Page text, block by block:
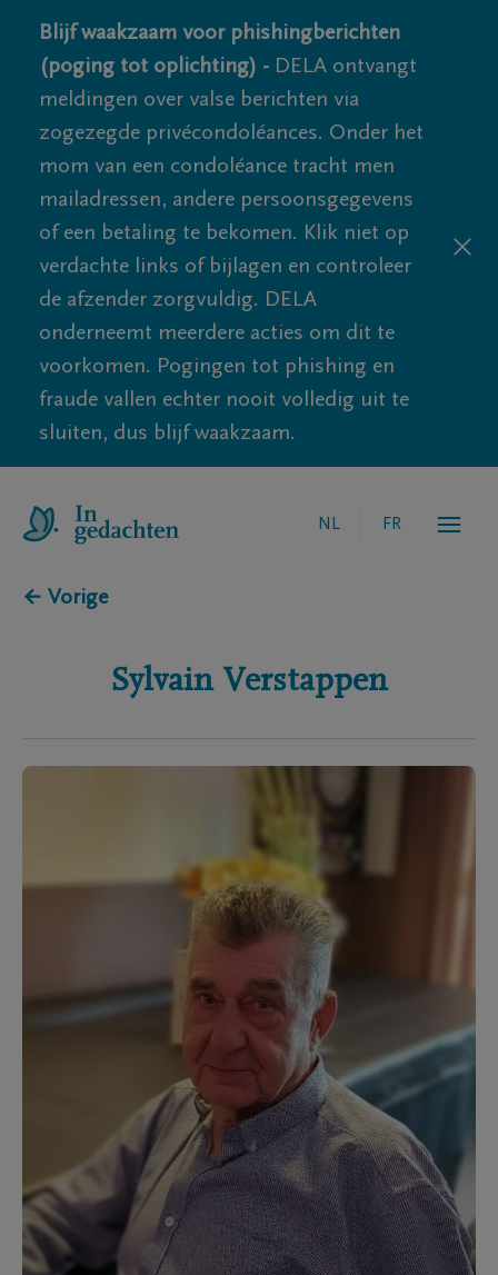
Blijf waakzaam voor phishingberichten
(poging tot oplichting) - DELA ontvangt
meldingen over valse berichten via
zogezegde privécondoléances. Onder het
mom van een condoléance tracht men
mailadressen, andere persoonsgegevens
of een betaling te bekomen. Klik niet op
verdachte links of bijlagen en controleer
de afzender zorgvuldig. DELA
onderneemt meerdere acties om dit te
voorkomen. Pogingen tot phishing en
fraude vallen echter nooit volledig uit te
sluiten, dus blijf waakzaam.
NL FR
← Vorige
Sylvain Verstappen